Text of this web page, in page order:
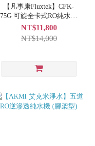
【凡事康Fluxtek】CFK-
75G 可旋全卡式RO純水機
(升級 304全不鏽鋼鵝頸龍
頭、後置銀添濾心)
NT$11,800
NT$14,000